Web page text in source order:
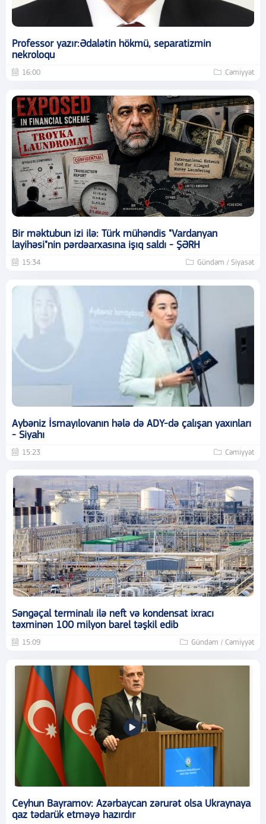
Professor yazır:Ədalətin hökmü, separatizmin
nekroloqu
16:00 Cəmiyyət
Bir məktubun izi ilə: Türk mühəndis "Vardanyan
layihəsi"nin pərdəarxasına işıq saldı - ŞƏRH
15:34 Gündəm / Siyasət
Aybəniz İsmayılovanın hələ də ADY-də çalışan yaxınları
- Siyahı
15:23 Cəmiyyət
Səngəçal terminalı ilə neft və kondensat ixracı
təxminən 100 milyon barel təşkil edib
15:09 Gündəm / Cəmiyyət
Ceyhun Bayramov: Azərbaycan zərurət olsa Ukraynaya
qaz tədarük etməyə hazırdır